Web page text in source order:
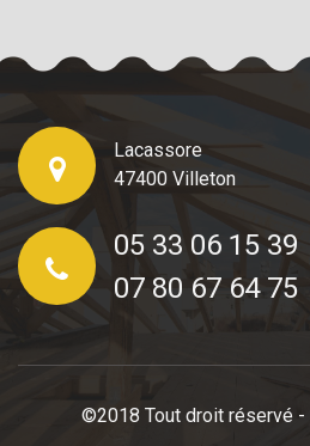
Lacassore
47400 Villeton
05 33 06 15 39
07 80 67 64 75
©2018 Tout droit réservé -